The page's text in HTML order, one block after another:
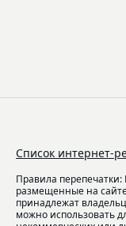
Список интернет-
Правила
размещенные на
принадлежат
можно использовать